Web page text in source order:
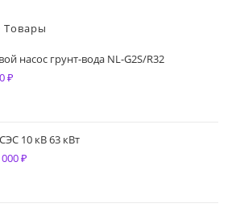
насос грунт-вода NL-G2S/R32
₽
10 кВ 63 кВт
000₽